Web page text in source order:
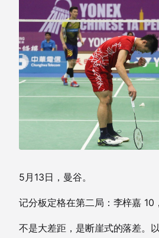
5月13日，曼谷。
记分板定格在第二局：李梓嘉 10
不是大差距，是断崖式的落差。